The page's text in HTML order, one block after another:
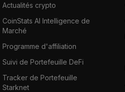
Actualités crypto
CoinStats AI Intelligence de
Marché
Programme d'affiliation
Suivi de Portefeuille DeFi
Tracker de Portefeuille
Starknet